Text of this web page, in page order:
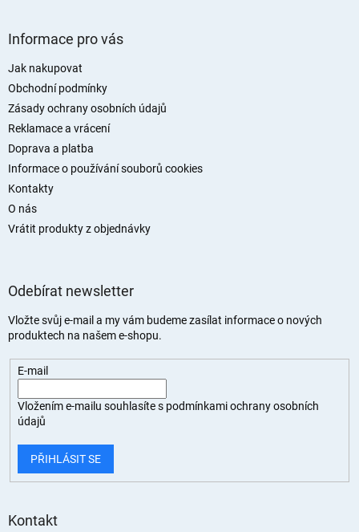
Informace pro vás
Jak nakupovat
Obchodní podmínky
Zásady ochrany osobních údajů
Reklamace a vrácení
Doprava a platba
Informace o používání souborů cookies
Kontakty
O nás
Vrátit produkty z objednávky
Odebírat newsletter
Vložte svůj e-mail a my vám budeme zasílat informace o nových
produktech na našem e-shopu.
E-mail
Vložením e-mailu souhlasíte s podmínkami ochrany osobních
údajů
PŘIHLÁSIT SE
Kontakt